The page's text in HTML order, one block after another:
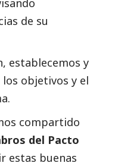
de su
establecemos y
objetivos y el
compartido
del Pacto
estas buenas